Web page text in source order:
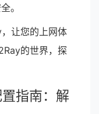
。
让您的上网体
的世界，探
指南：解